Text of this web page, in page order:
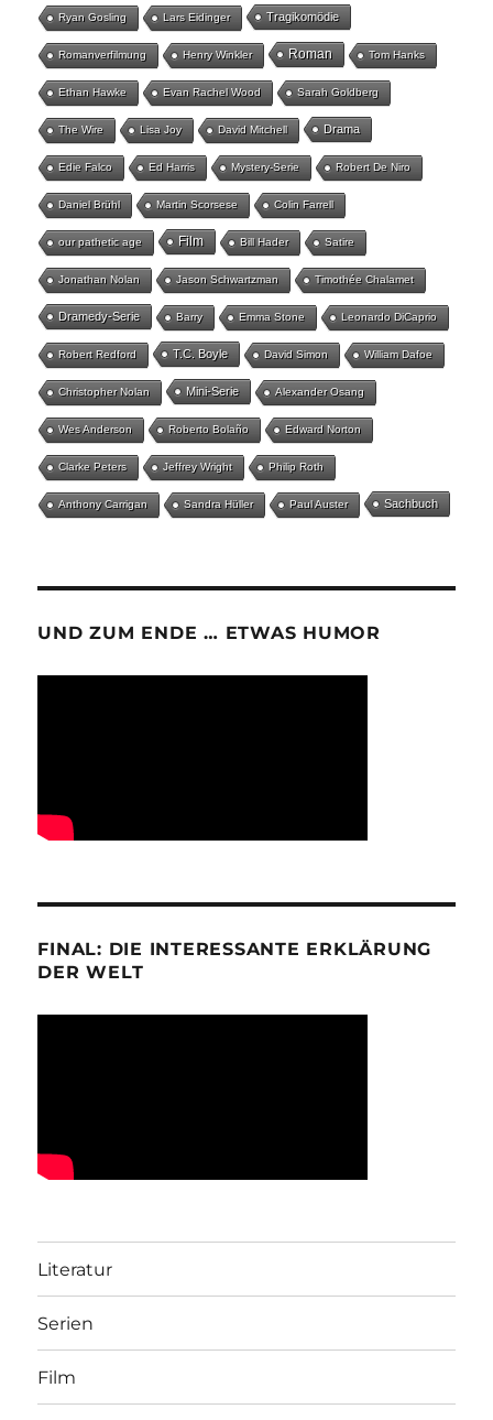
Ryan Gosling Lars Eidinger Tragikomödie
Romanverfilmung Henry Winkler Roman Tom Hanks
Ethan Hawke Evan Rachel Wood Sarah Goldberg
The Wire Lisa Joy David Mitchell Drama
Edie Falco Ed Harris Mystery-Serie Robert De Niro
Daniel Brühl Martin Scorsese Colin Farrell
our pathetic age Film Bill Hader Satire
Jonathan Nolan Jason Schwartzman Timothée Chalamet
Dramedy-Serie Barry Emma Stone Leonardo DiCaprio
Robert Redford T.C. Boyle David Simon William Dafoe
Christopher Nolan Mini-Serie Alexander Osang
Wes Anderson Roberto Bolaño Edward Norton
Clarke Peters Jeffrey Wright Philip Roth
Anthony Carrigan Sandra Hüller Paul Auster Sachbuch
UND ZUM ENDE … ETWAS HUMOR
FINAL: DIE INTERESSANTE ERKLÄRUNG
DER WELT
Literatur
Serien
Film